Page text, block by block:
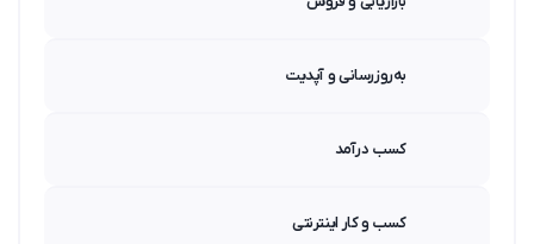
به‌روزرسانی و آپدیت
کسب درآمد
کسب و کار اینترنتی